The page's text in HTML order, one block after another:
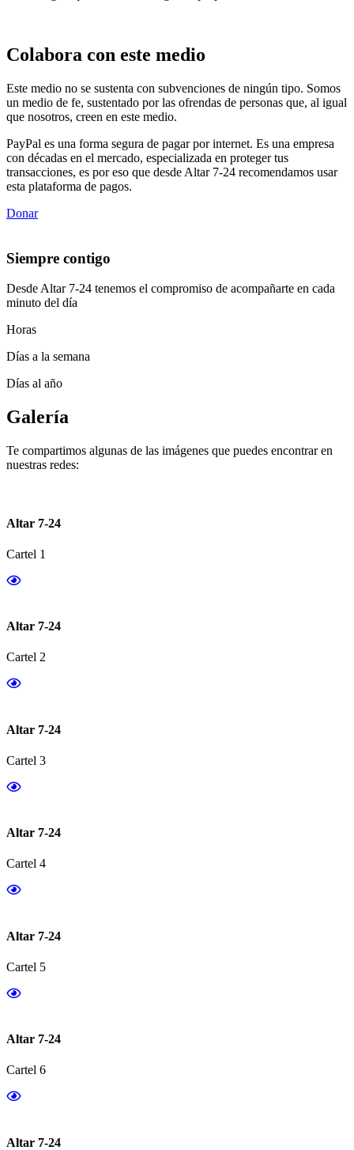
Colabora con este medio
Este medio no se sustenta con subvenciones de ningún tipo. Somos
un medio de fe, sustentado por las ofrendas de personas que, al igual
que nosotros, creen en este medio.
PayPal es una forma segura de pagar por internet. Es una empresa
con décadas en el mercado, especializada en proteger tus
transacciones, es por eso que desde Altar 7-24 recomendamos usar
esta plataforma de pagos.
Donar
Siempre contigo
Desde Altar 7-24 tenemos el compromiso de acompañarte en cada
minuto del día
Horas
Días a la semana
Días al año
Galería
Te compartimos algunas de las imágenes que puedes encontrar en
nuestras redes:
Altar 7-24
Cartel 1
Altar 7-24
Cartel 2
Altar 7-24
Cartel 3
Altar 7-24
Cartel 4
Altar 7-24
Cartel 5
Altar 7-24
Cartel 6
Altar 7-24